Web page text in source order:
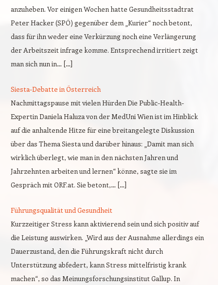
anzuheben. Vor einigen Wochen hatte Gesundheitsstadtrat
Peter Hacker (SPÖ) gegenüber dem „Kurier“ noch betont,
dass für ihn weder eine Verkürzung noch eine Verlängerung
der Arbeitszeit infrage komme. Entsprechend irritiert zeigt
man sich nun in… […]
Siesta-Debatte in Österreich
Nachmittagspause mit vielen Hürden Die Public-Health-
Expertin Daniela Haluza von der MedUni Wien ist im Hinblick
auf die anhaltende Hitze für eine breitangelegte Diskussion
über das Thema Siesta und darüber hinaus: „Damit man sich
wirklich überlegt, wie man in den nächsten Jahren und
Jahrzehnten arbeiten und lernen“ könne, sagte sie im
Gespräch mit ORF.at. Sie betont,… […]
Führungsqualität und Gesundheit
Kurzzeitiger Stress kann aktivierend sein und sich positiv auf
die Leistung auswirken. „Wird aus der Ausnahme allerdings ein
Dauerzustand, den die Führungskraft nicht durch
Unterstützung abfedert, kann Stress mittelfristig krank
machen“, so das Meinungsforschungsinstitut Gallup. In